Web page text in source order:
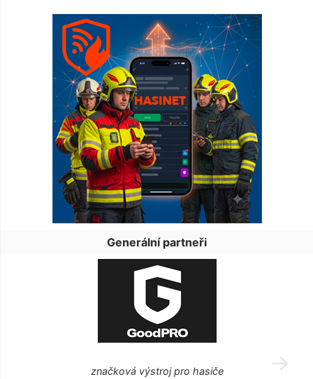
Generální partneři
značková výstroj pro hasiče